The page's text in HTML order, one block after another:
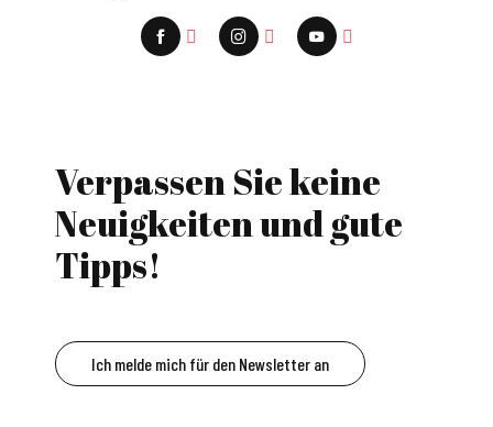
Verpassen Sie keine
Neuigkeiten und gute
Tipps!
Ich melde mich für den Newsletter an